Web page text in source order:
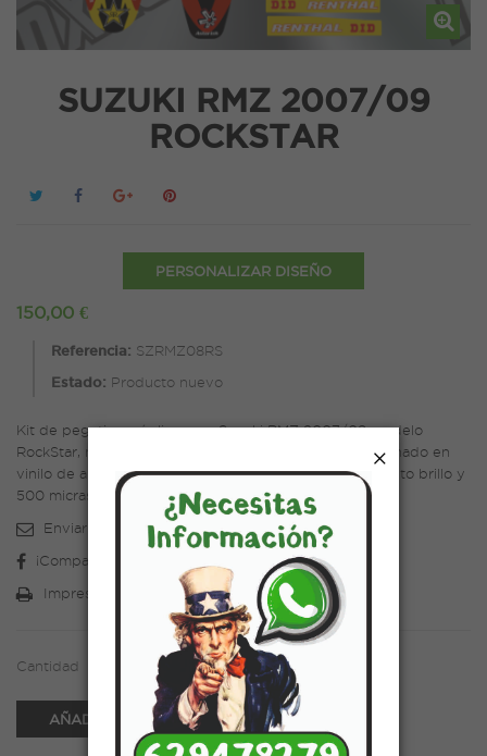
SUZUKI RMZ 2007/09
ROCKSTAR
PERSONALIZAR DISEÑO
150,00 €
Referencia: SZRMZ08RS
Estado: Producto nuevo
Kit de pegatinas réplica para Suzuki RMZ 2007/09 modelo
RockStar, modificable en nombre y número. Confeccionado en
vinilo de alta adherencia y laminado con protector de alto brillo y
500 micras de grosor.
Enviar a un amigo
¡Compartir en Facebook!
Impresión
Cantidad
AÑADIR A LA CESTA
×